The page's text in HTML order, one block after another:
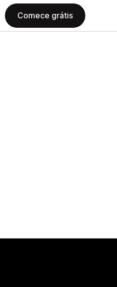
Comece grátis